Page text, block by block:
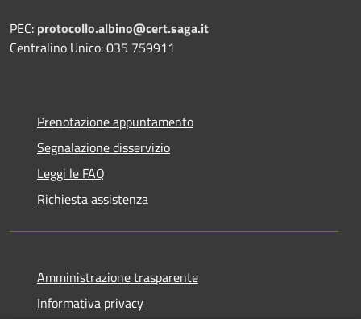
PEC: protocollo.albino@cert.saga.it
Centralino Unico: 035 759911
Prenotazione appuntamento
Segnalazione disservizio
Leggi le FAQ
Richiesta assistenza
Amministrazione trasparente
Informativa privacy